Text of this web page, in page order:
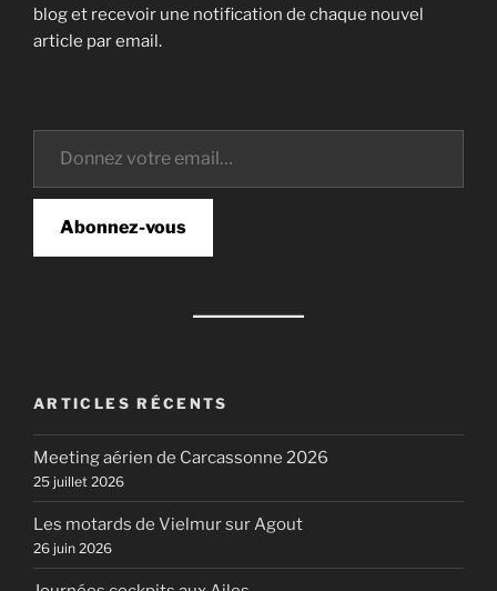
blog et recevoir une notification de chaque nouvel
article par email.
Donnez votre email…
Abonnez-vous
ARTICLES RÉCENTS
Meeting aérien de Carcassonne 2026
25 juillet 2026
Les motards de Vielmur sur Agout
26 juin 2026